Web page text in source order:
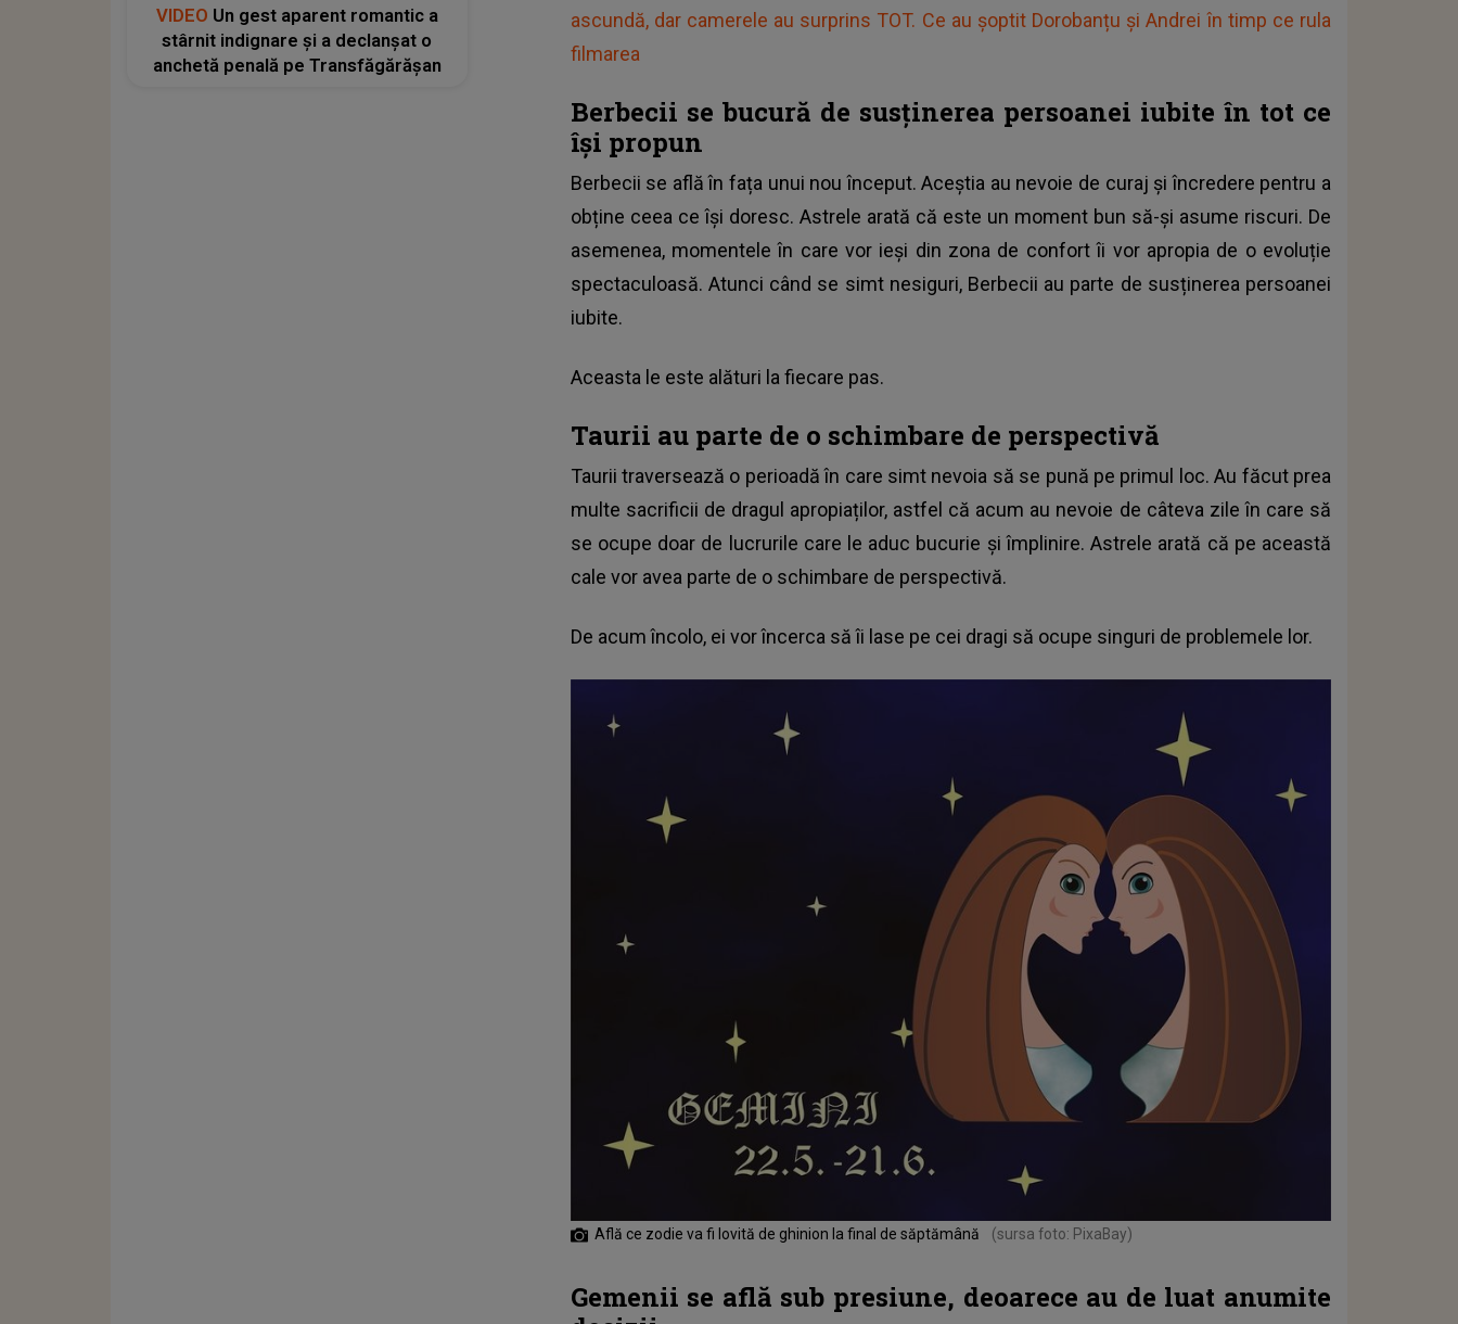
ascundă, dar camerele au surprins TOT. Ce au șoptit Dorobanțu și Andrei în timp ce rula
filmarea
Berbecii se bucură de susținerea persoanei iubite în tot ce
își propun
Berbecii se află în fața unui nou început. Aceștia au nevoie de curaj și încredere pentru a
obține ceea ce își doresc. Astrele arată că este un moment bun să-și asume riscuri. De
asemenea, momentele în care vor ieși din zona de confort îi vor apropia de o evoluție
spectaculoasă. Atunci când se simt nesiguri, Berbecii au parte de susținerea persoanei
iubite.
Aceasta le este alături la fiecare pas.
Taurii au parte de o schimbare de perspectivă
Taurii traversează o perioadă în care simt nevoia să se pună pe primul loc. Au făcut prea
multe sacrificii de dragul apropiaților, astfel că acum au nevoie de câteva zile în care să
se ocupe doar de lucrurile care le aduc bucurie și împlinire. Astrele arată că pe această
cale vor avea parte de o schimbare de perspectivă.
De acum încolo, ei vor încerca să îi lase pe cei dragi să ocupe singuri de problemele lor.
Află ce zodie va fi lovită de ghinion la final de săptămână (sursa foto: PixaBay)
Gemenii se află sub presiune, deoarece au de luat anumite
VIDEO Un gest aparent romantic a
stârnit indignare și a declanșat o
anchetă penală pe Transfăgărășan